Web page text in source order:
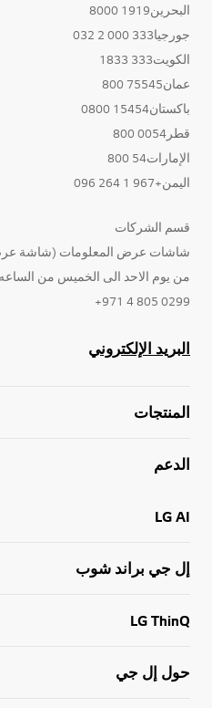
البحرين1919 8000
جورجيا333 000 2 032
الكويت333 1833
عمان75545 800
باكستان15454 0800
قطر0054 800
الإمارات54 800
اليمن+967 1 264 096
قسم الشركات
شاشات عرض المعلومات (شاشة عرض
من يوم الاحد الى الخميس من الساعه ٨ص الى ٥م
0299 805 4 971+
البريد الإلكتروني
المنتجات
الدعم
LG AI
إل جي براند شوب
LG ThinQ
حول إل جي